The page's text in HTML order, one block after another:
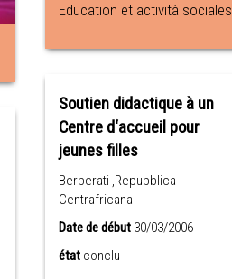
Education et actività sociales
Soutien didactique à un
Centre d‘accueil pour
jeunes filles
Berberati ,Repubblica
Centrafricana
Date de début30/03/2006
état conclu